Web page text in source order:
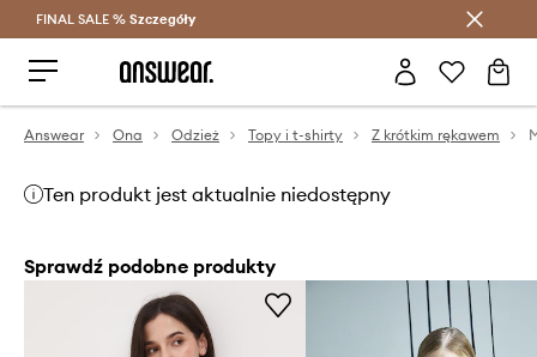
Oszczędzaj z Answear Club >
FINAL SALE % Szczegóły
Answear Ona Odzież Topy i t-shirty Z krótkim rękawem
Ten produkt jest aktualnie niedostępny
Sprawdź podobne produkty